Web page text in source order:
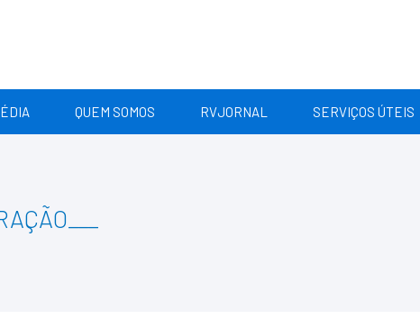
QUEM SOMOS RVJORNAL SERVIÇOS ÚTEIS